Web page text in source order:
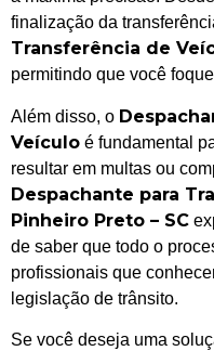
finalização da
Transferência de
permitindo que você
Além disso, o
Veículo é fundamental
resultar em multas ou
Despachante para
Pinheiro Preto – SC
de saber que todo o
profissionais que
legislação de trânsito.
Se você deseja uma